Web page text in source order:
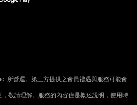
所營運。第三方提供之會員禮遇與服務可能會
敬請理解。服務的內容僅是概述說明，使用時